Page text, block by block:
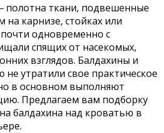
ткани, подвешенные
карнизе, стойках или
одновременно с
спящих от насекомых,
взглядов. Балдахины и
утратили свое практическое
в основном выполняют
Предлагаем вам подборку
балдахина над кроватью в